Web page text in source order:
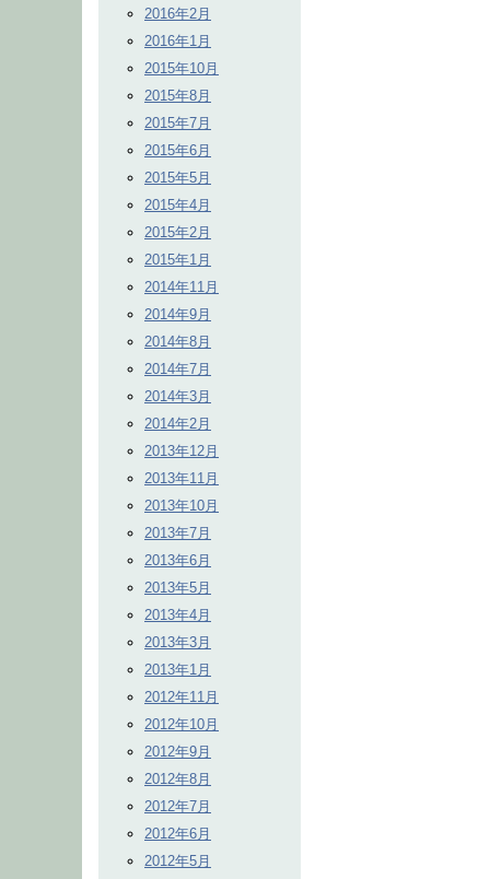
2016年2月
2016年1月
2015年10月
2015年8月
2015年7月
2015年6月
2015年5月
2015年4月
2015年2月
2015年1月
2014年11月
2014年9月
2014年8月
2014年7月
2014年3月
2014年2月
2013年12月
2013年11月
2013年10月
2013年7月
2013年6月
2013年5月
2013年4月
2013年3月
2013年1月
2012年11月
2012年10月
2012年9月
2012年8月
2012年7月
2012年6月
2012年5月